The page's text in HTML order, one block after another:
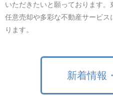
いただきたいと願っております
任意売却や多彩な不動産サービ
ります。
新着情報